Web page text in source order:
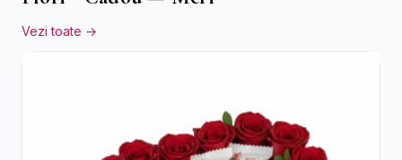
Vezi toate →